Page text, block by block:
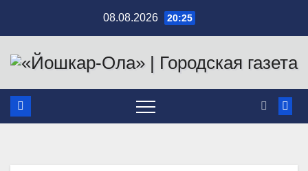
содержимому
08.08.2026 20:25